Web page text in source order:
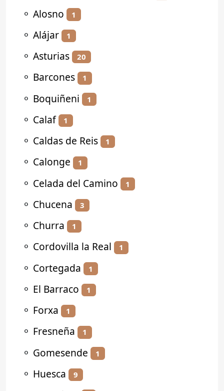
⚬ Alosno 1
⚬ Alájar 1
⚬ Asturias 20
⚬ Barcones 1
⚬ Boquiñeni 1
⚬ Calaf 1
⚬ Caldas de Reis 1
⚬ Calonge 1
⚬ Celada del Camino 1
⚬ Chucena 3
⚬ Churra 1
⚬ Cordovilla la Real 1
⚬ Cortegada 1
⚬ El Barraco 1
⚬ Forxa 1
⚬ Fresneña 1
⚬ Gomesende 1
⚬ Huesca 9